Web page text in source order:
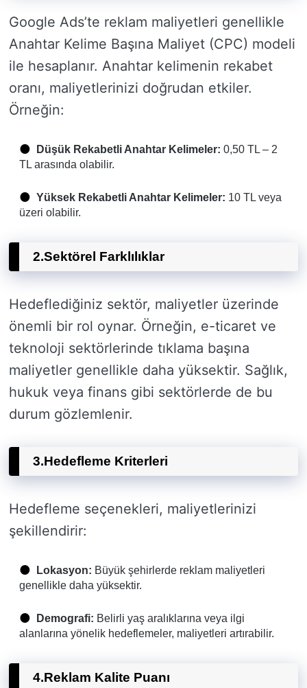
Google Ads’te reklam maliyetleri genellikle
Anahtar Kelime Başına Maliyet (CPC) modeli
ile hesaplanır. Anahtar kelimenin rekabet
oranı, maliyetlerinizi doğrudan etkiler.
Örneğin:
Düşük Rekabetli Anahtar Kelimeler: 0,50 TL – 2
TL arasında olabilir.
Yüksek Rekabetli Anahtar Kelimeler: 10 TL veya
üzeri olabilir.
2.Sektörel Farklılıklar
Hedeflediğiniz sektör, maliyetler üzerinde
önemli bir rol oynar. Örneğin, e-ticaret ve
teknoloji sektörlerinde tıklama başına
maliyetler genellikle daha yüksektir. Sağlık,
hukuk veya finans gibi sektörlerde de bu
durum gözlemlenir.
3.Hedefleme Kriterleri
Hedefleme seçenekleri, maliyetlerinizi
şekillendirir:
Lokasyon: Büyük şehirlerde reklam maliyetleri
genellikle daha yüksektir.
Demografi: Belirli yaş aralıklarına veya ilgi
alanlarına yönelik hedeflemeler, maliyetleri artırabilir.
4.Reklam Kalite Puanı